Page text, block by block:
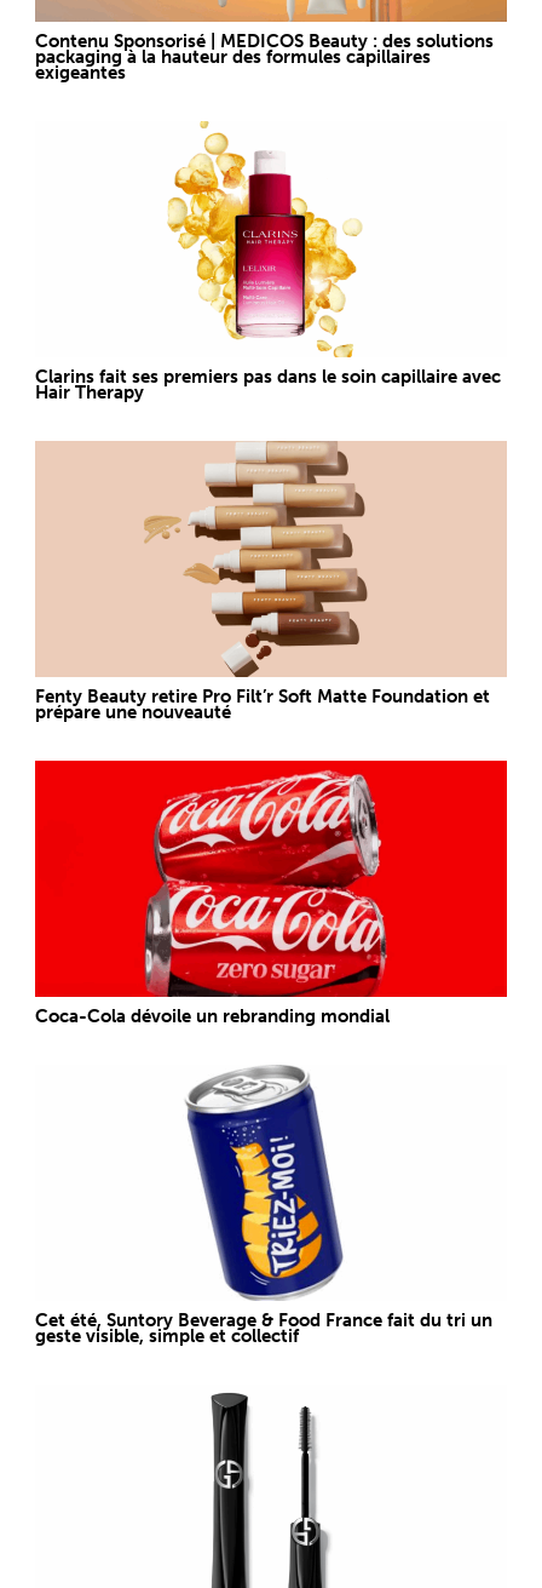
Contenu Sponsorisé | MEDICOS Beauty : des solutions
packaging à la hauteur des formules capillaires
exigeantes
Clarins fait ses premiers pas dans le soin capillaire avec
Hair Therapy
Fenty Beauty retire Pro Filt’r Soft Matte Foundation et
prépare une nouveauté
Coca-Cola dévoile un rebranding mondial
Cet été, Suntory Beverage & Food France fait du tri un
geste visible, simple et collectif